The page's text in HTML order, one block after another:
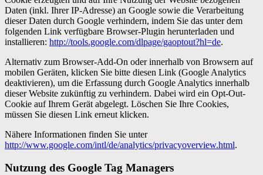
Daten (inkl. Ihrer IP-Adresse) an Google sowie die Verarbeitung
dieser Daten durch Google verhindern, indem Sie das unter dem
folgenden Link verfügbare Browser-Plugin herunterladen und
installieren: http://tools.google.com/dlpage/gaoptout?hl=de.
Alternativ zum Browser-Add-On oder innerhalb von Browsern auf
mobilen Geräten, klicken Sie bitte diesen Link (Google Analytics
deaktivieren), um die Erfassung durch Google Analytics innerhalb
dieser Website zukünftig zu verhindern. Dabei wird ein Opt-Out-
Cookie auf Ihrem Gerät abgelegt. Löschen Sie Ihre Cookies,
müssen Sie diesen Link erneut klicken.
Nähere Informationen finden Sie unter
http://www.google.com/intl/de/analytics/privacyoverview.html.
Nutzung des Google Tag Managers